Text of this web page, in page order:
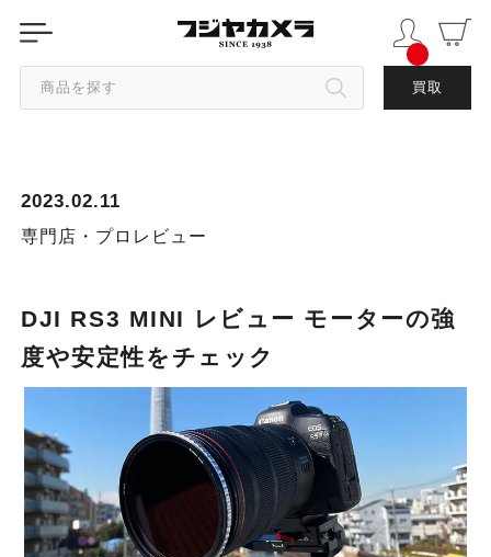
商品を探す 買取
2023.02.11
専門店・プロレビュー
DJI RS3 MINI レビュー モーターの強
度や安定性をチェック